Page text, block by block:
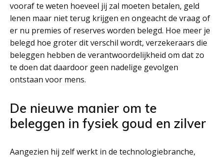
vooraf te weten hoeveel jij zal moeten betalen, geld
lenen maar niet terug krijgen en ongeacht de vraag of
er nu premies of reserves worden belegd. Hoe meer je
belegd hoe groter dit verschil wordt, verzekeraars die
beleggen hebben de verantwoordelijkheid om dat zo
te doen dat daardoor geen nadelige gevolgen
ontstaan voor mens.
De nieuwe manier om te
beleggen in fysiek goud en zilver
Aangezien hij zelf werkt in de technologiebranche,